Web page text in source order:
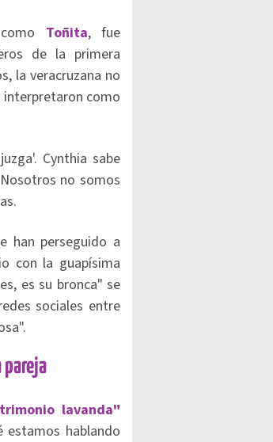
Toñita, fue
de la primera
la veracruzana no
interpretaron como
Cynthia sabe
no somos
han perseguido a
con la guapísima
es su bronca" se
sociales entre
pareja
lavanda"
hablando